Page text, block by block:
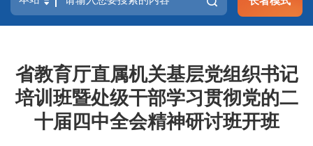
省教育厅直属机关基层党组织书记
培训班暨处级干部学习贯彻党的二
十届四中全会精神研讨班开班